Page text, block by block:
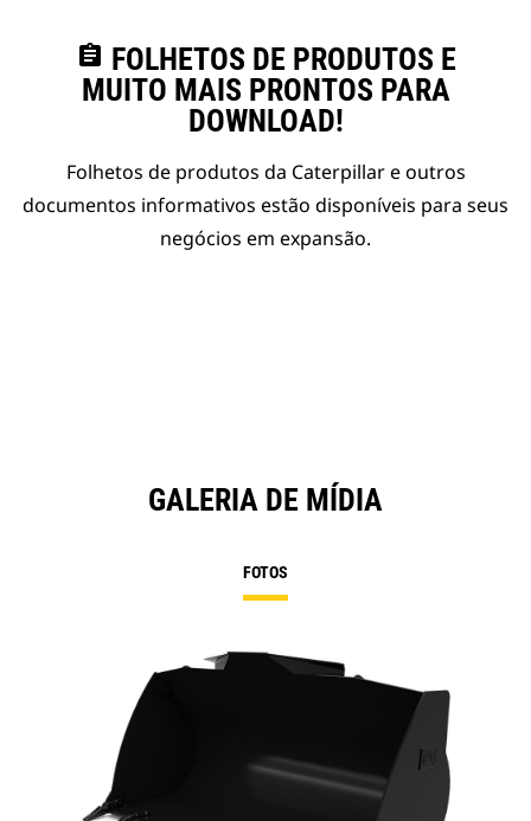
assignment FOLHETOS DE PRODUTOS E
MUITO MAIS PRONTOS PARA
DOWNLOAD!
Folhetos de produtos da Caterpillar e outros
documentos informativos estão disponíveis para seus
negócios em expansão.
GALERIA DE MÍDIA
FOTOS